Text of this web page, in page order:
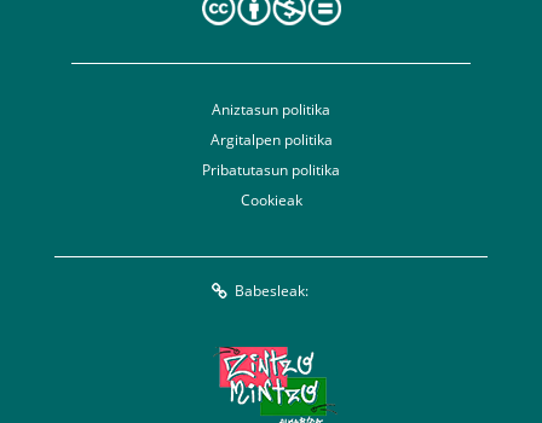
Aniztasun politika
Argitalpen politika
Pribatutasun politika
Cookieak
Babesleak: